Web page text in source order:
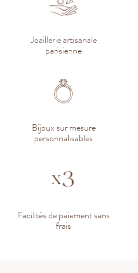
Joaillerie artisanale
parisienne
Bijoux sur mesure
personnalisables
Facilités de paiement sans
frais